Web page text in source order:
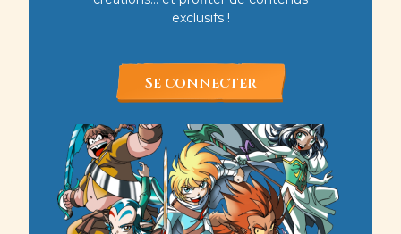
exclusifs !
Se connecter
Image